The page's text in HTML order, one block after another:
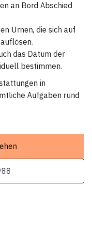
an Bord Abschied
Urnen, die sich auf
das Datum der
bestimmen.
in
Aufgaben rund